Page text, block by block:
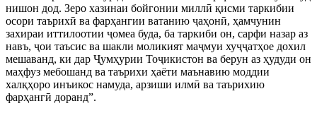
нишон дод. Зеро хазинаи бойгонии миллӣ қисми таркибии
осори таърихӣ ва фарҳангии ватанию ҷаҳонӣ, ҳамчунин
захираи иттилоотии ҷомеа буда, ба таркиби он, сарфи назар аз
навъ, ҷои таъсис ва шакли моликият маҷмуи хуҷҷатҳое дохил
мешаванд, ки дар Ҷумҳурии Тоҷикистон ва берун аз ҳудуди он
маҳфуз мебошанд ва таърихи ҳаёти маънавию моддии
халқҳоро инъикос намуда, арзиши илмӣ ва таърихию
фарҳангӣ доранд”.